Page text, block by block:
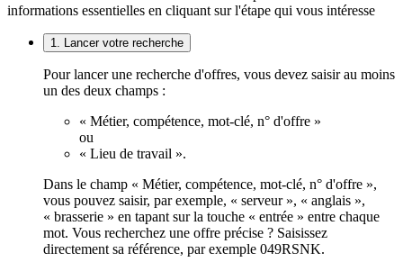
informations essentielles en cliquant sur l'étape qui vous intéresse
1. Lancer votre recherche
Pour lancer une recherche d'offres, vous devez saisir au moins
un des deux champs :
« Métier, compétence, mot-clé, n° d'offre »
ou
« Lieu de travail ».
Dans le champ « Métier, compétence, mot-clé, n° d'offre »,
vous pouvez saisir, par exemple, « serveur », « anglais »,
« brasserie » en tapant sur la touche « entrée » entre chaque
mot. Vous recherchez une offre précise ? Saisissez
directement sa référence, par exemple 049RSNK.